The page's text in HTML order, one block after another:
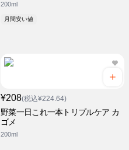
200ml
月間安い値
¥208(税込¥224.64)
野菜一日これ一本トリプルケア カ
ゴメ
200ml